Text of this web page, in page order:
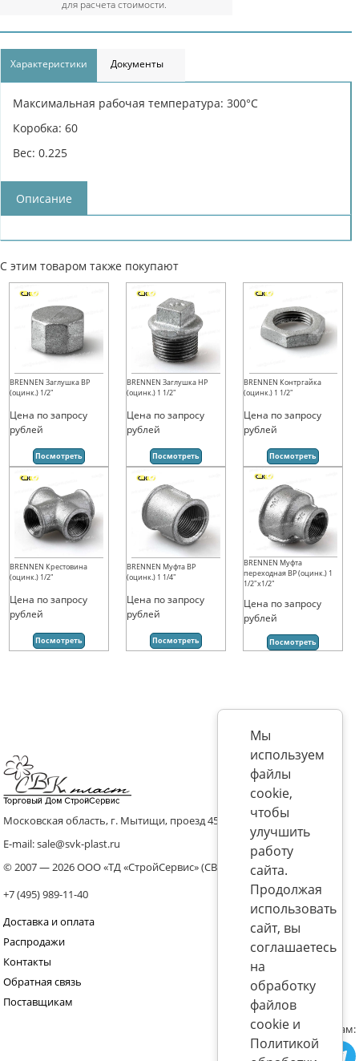
для расчета стоимости.
Характеристики Документы
Максимальная рабочая температура: 300°С
Коробка: 60
Вес: 0.225
Описание
С этим товаром также покупают
BRENNEN Заглушка ВР
(оцинк.) 1/2"
Цена по запросу
рублей
Посмотреть
BRENNEN Заглушка НР
(оцинк.) 1 1/2"
Цена по запросу
рублей
Посмотреть
BRENNEN Контргайка
(оцинк.) 1 1/2"
Цена по запросу
рублей
Посмотреть
BRENNEN Крестовина
(оцинк.) 1/2"
Цена по запросу
рублей
Посмотреть
BRENNEN Муфта ВР
(оцинк.) 1 1/4"
Цена по запросу
рублей
Посмотреть
BRENNEN Муфта
переходная ВР (оцинк.) 1
1/2"х1/2"
Цена по запросу
рублей
Посмотреть
Московская область, г. Мытищи, проезд 4536 владение 8, стр.10
E-mail: sale@svk-plast.ru
© 2007 — 2026 ООО «ТД «СтройСервис» (СВК)
+7 (495) 989-11-40
Доставка и оплата
Распродажи
Контакты
Обратная связь
Поставщикам
Присоединяйтесь к нам:
Мы
используем
файлы
cookie,
чтобы
улучшить
работу
сайта.
Продолжая
использовать
сайт, вы
соглашаетесь
на
обработку
файлов
cookie и
Политикой